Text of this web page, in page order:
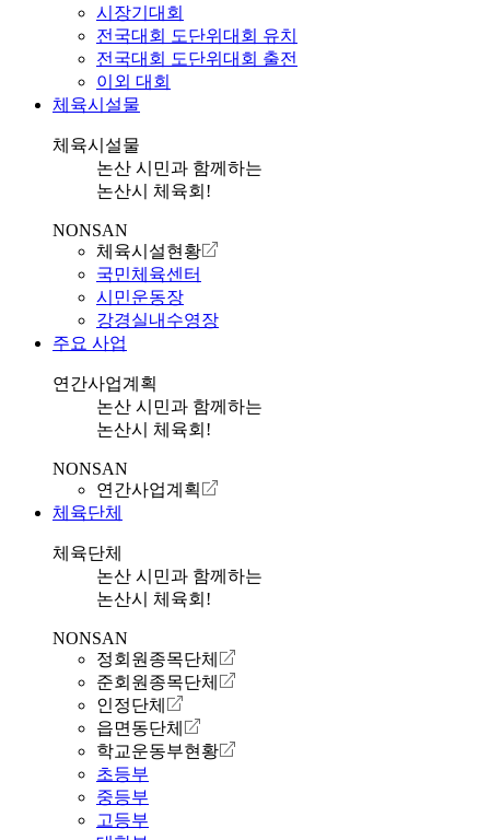
시장기대회
전국대회 도단위대회 유치
전국대회 도단위대회 출전
이외 대회
체육시설물
체육시설물
논산 시민과 함께하는
논산시 체육회!
NONSAN
체육시설현황
국민체육센터
시민운동장
강경실내수영장
주요 사업
연간사업계획
논산 시민과 함께하는
논산시 체육회!
NONSAN
연간사업계획
체육단체
체육단체
논산 시민과 함께하는
논산시 체육회!
NONSAN
정회원종목단체
준회원종목단체
인정단체
읍면동단체
학교운동부현황
초등부
중등부
고등부